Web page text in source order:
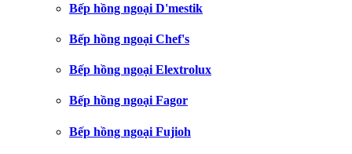
Bếp hồng ngoại D'mestik
Bếp hồng ngoại Chef's
Bếp hồng ngoại Elextrolux
Bếp hồng ngoại Fagor
Bếp hồng ngoại Fujioh